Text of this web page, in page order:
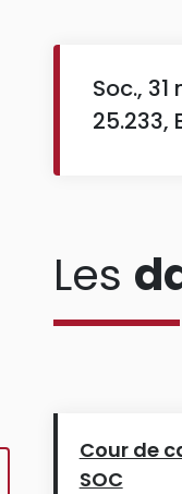
Soc.,
25.233,
Les
Cour de
SOC